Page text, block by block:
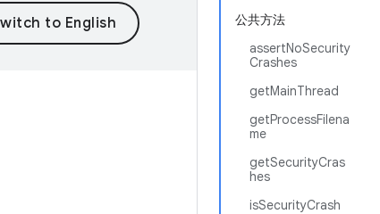
公共方法
assertNoSecurity
Crashes
getMainThread
getProcessFilena
me
getSecurityCras
hes
isSecurityCrash